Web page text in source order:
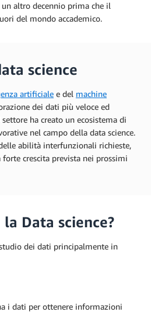
altro decennio prima che il
del mondo accademico.
science
artificiale e del machine
dei dati più veloce ed
ha creato un ecosistema di
nel campo della data science.
abilità interfunzionali richieste,
forte crescita prevista nei prossimi
Data science?
dei dati principalmente in
i dati per ottenere informazioni